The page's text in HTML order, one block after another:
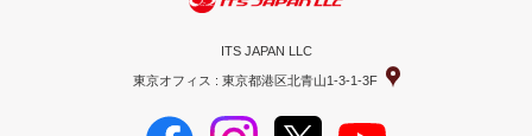
ITS JAPAN LLC
東京オフィス : 東京都港区北青山1-3-1-3F